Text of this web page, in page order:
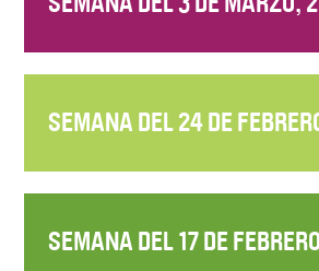
SEMANA DEL 24 DE
SEMANA DEL 17 DE